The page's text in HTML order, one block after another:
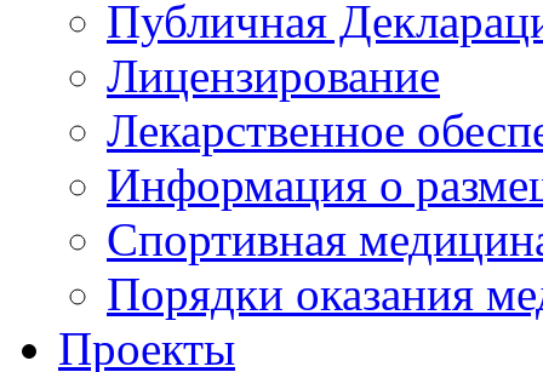
Публичная
Лицензирование
Лекарственное
Информация о
Спортивная
Порядки оказания
Проекты